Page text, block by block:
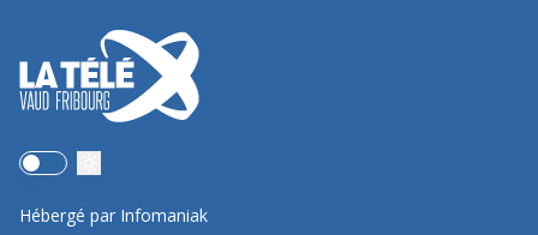
Use setting
Hébergé par Infomaniak